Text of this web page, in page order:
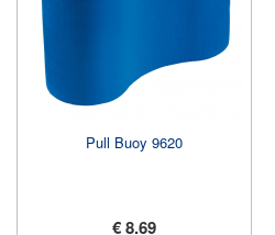
Pull Buoy 9620
€ 8.69